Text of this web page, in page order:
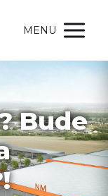
MENU
Bude